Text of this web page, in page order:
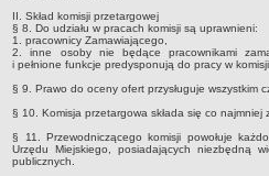
Uchwały
Protokoły
Nagrania z Sesji Rady Miejskiej
Opłaty i podatki
Dane przestrzenne dla aktów
II. Skład komisji przetargowej
§ 8. Do udziału w pracach komisji są uprawnieni:
1. pracownicy Zamawiającego,
2. inne osoby nie będące pracownikami
i pełnione funkcje predysponują do pracy w
§ 9. Prawo do oceny ofert przysługuje wszystkim
§ 10. Komisja przetargowa składa się co najmniej
§ 11. Przewodniczącego komisji powołuje
Urzędu Miejskiego, posiadających niezbędną
publicznych.